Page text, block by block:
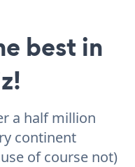
best in
a half million
continent
of course not)